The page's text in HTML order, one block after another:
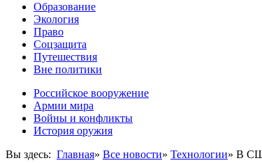
Образование
Экология
Право
Соцзащита
Путешествия
Вне политики
Российское вооружение
Армии мира
Войны и конфликты
История оружия
Вы здесь: Главная» Все новости» Технологии» В